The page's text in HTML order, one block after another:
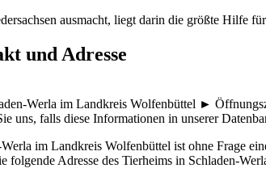
ausmacht, liegt darin die größte Hilfe
und Adresse
Werla im Landkreis Wolfenbüttel ►
uns, falls diese Informationen in unserer
im Landkreis Wolfenbüttel ist ohne Frage
Adresse des Tierheims in Schladen-